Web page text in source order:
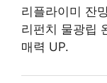
리플라이미 잔
리펀치 물광립
매력 UP.